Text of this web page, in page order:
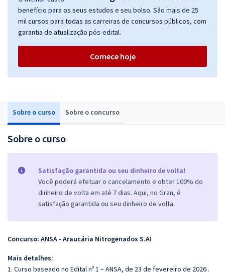
Sobre o curso Sobre o concurso
Sobre o curso
Satisfação garantida ou seu dinheiro de volta!
Você poderá efetuar o cancelamento e obter 100% do
dinheiro de volta em até 7 dias. Aqui, no Gran, é
satisfação garantida ou seu dinheiro de volta.
Concurso: ANSA - Araucária Nitrogenados S.A!
Mais detalhes:
1. Curso baseado no Edital nº 1 – ANSA, de 23 de fevereiro de 2026 .
benefício para os seus estudos e seu bolso. São mais de 25
mil cursos para todas as carreiras de concursos públicos, com
garantia de atualização pós-edital.
Comece hoje